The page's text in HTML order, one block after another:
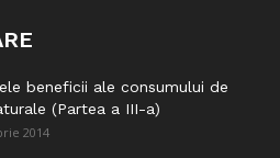
beneficii ale consumului de
(Partea a III-a)
2014